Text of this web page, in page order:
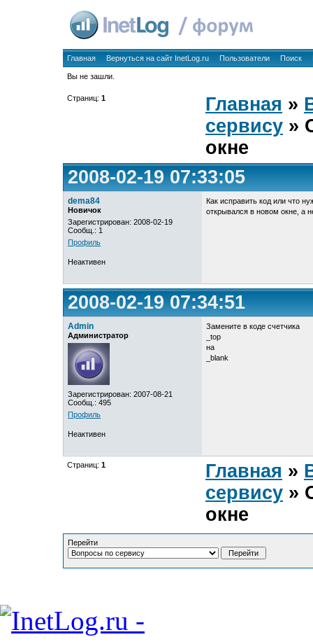
Главная Вернуться на сайт InetLog.ru Пользователи Поиск
Вы не зашли.
Страниц: 1 Главная »
сервису »
окне
2008-02-19 07:33:05
dema84
Новичок
Зарегистрирован: 2008-02-19
Сообщ.: 1
Профиль
Как исправить код или что
открывался в новом окне, а
Неактивен
2008-02-19 07:34:51
Admin
Администратор
Зарегистрирован: 2007-08-21
Сообщ.: 495
Профиль
Замените в коде счетчика
_top
на
_blank
Неактивен
Страниц: 1 Главная »
сервису »
окне
Перейти